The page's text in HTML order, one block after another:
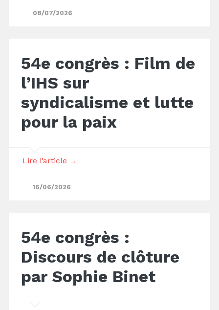
08/07/2026
54e congrès : Film de
l’IHS sur
syndicalisme et lutte
pour la paix
Lire l’article →
16/06/2026
54e congrès :
Discours de clôture
par Sophie Binet